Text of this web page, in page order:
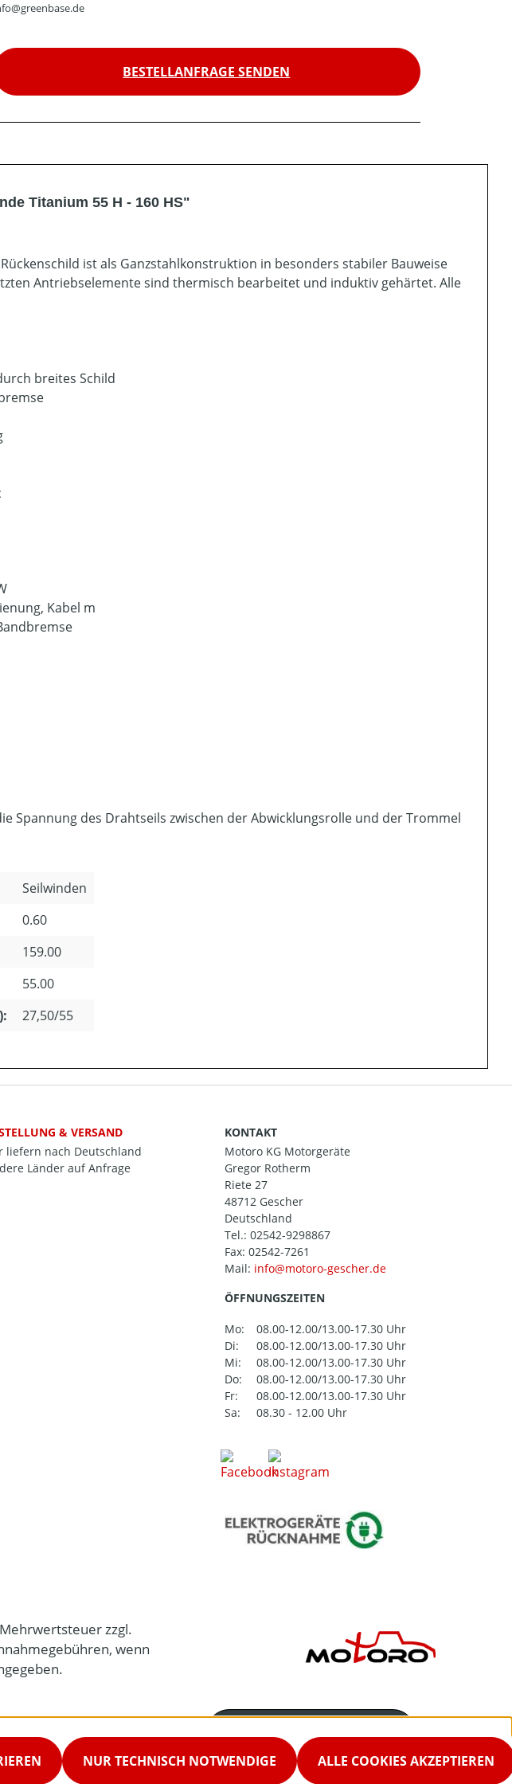
BESTELLANFRAGE SENDEN
Titanium 55 H - 160 HS"
ist als Ganzstahlkonstruktion in besonders stabiler Bauweise
Antriebselemente sind thermisch bearbeitet und induktiv gehärtet. Alle
breites Schild
Kabel m
Spannung des Drahtseils zwischen der Abwicklungsrolle und der Trommel
Seilwinden
0.60
159.00
55.00
27,50/55
& VERSAND
liefern nach Deutschland
Länder auf Anfrage
KONTAKT
Motoro KG Motorgeräte
Gregor Rotherm
Riete 27
48712 Gescher
Deutschland
Tel.: 02542-9298867
Fax: 02542-7261
Mail:
ÖFFNUNGSZEITEN
Mo:
08.00-12.00/13.00-17.30 Uhr
Di:
08.00-12.00/13.00-17.30 Uhr
Mi:
08.00-12.00/13.00-17.30 Uhr
Do:
08.00-12.00/13.00-17.30 Uhr
Fr:
08.00-12.00/13.00-17.30 Uhr
Sa:
08.30 - 12.00 Uhr
zzgl.
wenn
02542-9298867
Servicezeiten
NUR TECHNISCH NOTWENDIGE ALLE COOKIES AKZEPTIEREN